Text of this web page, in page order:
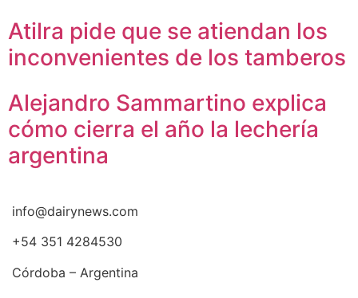
Atilra pide que se atiendan los
inconvenientes de los tamberos
Alejandro Sammartino explica
cómo cierra el año la lechería
argentina
info@dairynews.com
+54 351 4284530
Córdoba – Argentina